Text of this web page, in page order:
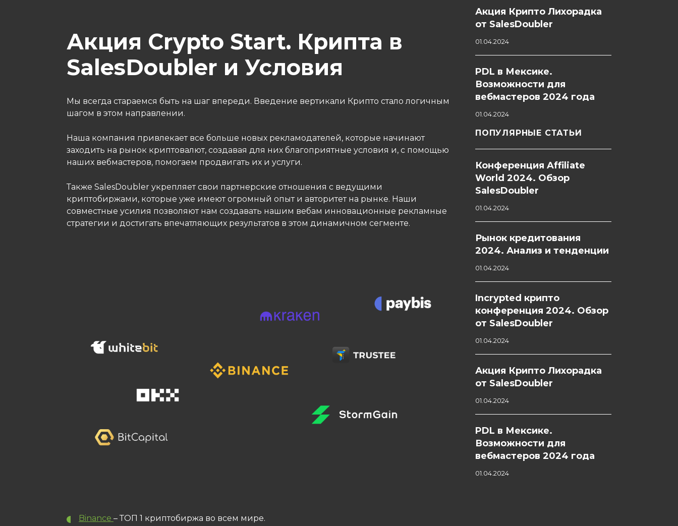
Акция Crypto Start. Крипта в
SalesDoubler и Условия
Мы всегда стараемся быть на шаг впереди. Введение вертикали Крипто стало логичным
шагом в этом направлении.
Наша компания привлекает все больше новых рекламодателей, которые начинают
заходить на рынок криптовалют, создавая для них благоприятные условия и, с помощью
наших вебмастеров, помогаем продвигать их и услуги.
Также SalesDoubler укрепляет свои партнерские отношения с ведущими
криптобиржами, которые уже имеют огромный опыт и авторитет на рынке. Наши
совместные усилия позволяют нам создавать нашим вебам инновационные рекламные
стратегии и достигать впечатляющих результатов в этом динамичном сегменте.
Binance – ТОП 1 криптобиржа во всем мире.
Акция Крипто Лихорадка
от SalesDoubler
01.04.2024
PDL в Мексике.
Возможности для
вебмастеров 2024 года
01.04.2024
ПОПУЛЯРНЫЕ СТАТЬИ
Конференция Affiliate
World 2024. Обзор
SalesDoubler
01.04.2024
Рынок кредитования
2024. Анализ и тенденции
01.04.2024
Incrypted крипто
конференция 2024. Обзор
от SalesDoubler
01.04.2024
Акция Крипто Лихорадка
от SalesDoubler
01.04.2024
PDL в Мексике.
Возможности для
вебмастеров 2024 года
01.04.2024